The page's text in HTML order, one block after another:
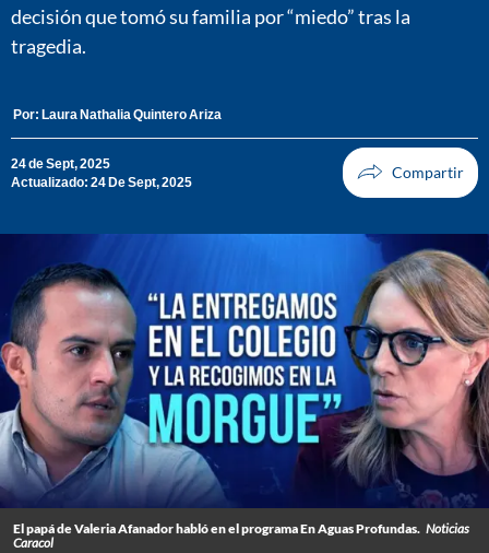
decisión que tomó su familia por “miedo” tras la
tragedia.
Por: Laura Nathalia Quintero Ariza
24 de Sept, 2025
Actualizado: 24 De Sept, 2025
El papá de Valeria Afanador habló en el programa En Aguas Profundas. Noticias
Caracol